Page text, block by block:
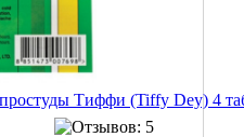
Тиффи (Tiffy Dey) 4